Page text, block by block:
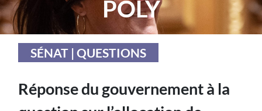
POLY
SÉNAT | QUESTIONS
Réponse du gouvernement à la